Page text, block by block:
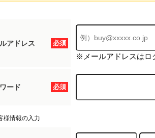
必須
アドレス
※メールアドレスはロ
必須
ード
様情報の入力